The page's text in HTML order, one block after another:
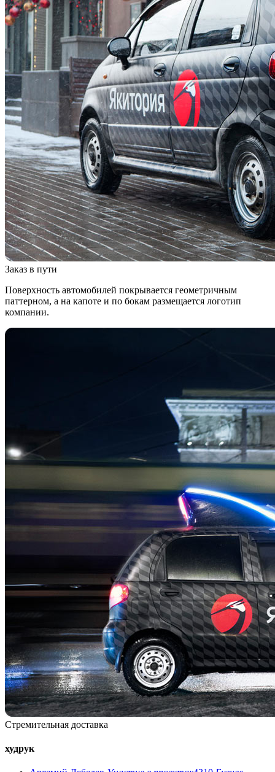
Заказ в пути
Поверхность автомобилей покрывается геометричным
паттерном, а на капоте и по бокам размещается логотип
компании.
Стремительная доставка
худрук